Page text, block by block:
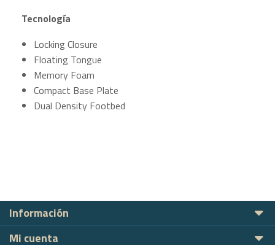
Tecnología
Locking Closure
Floating Tongue
Memory Foam
Compact Base Plate
Dual Density Footbed
Información
Mi cuenta